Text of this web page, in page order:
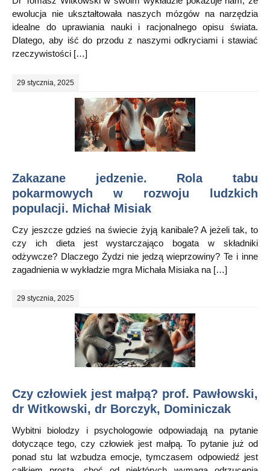
ewolucja nie ukształtowała naszych mózgów na narzędzia
idealne do uprawiania nauki i racjonalnego opisu świata.
Dlatego, aby iść do przodu z naszymi odkryciami i stawiać
rzeczywistości […]
29 stycznia, 2025
Zakazane jedzenie. Rola tabu
pokarmowych w rozwoju ludzkich
populacji. Michał Misiak
Czy jeszcze gdzieś na świecie żyją kanibale? A jeżeli tak, to
czy ich dieta jest wystarczająco bogata w składniki
odżywcze? Dlaczego Żydzi nie jedzą wieprzowiny? Te i inne
zagadnienia w wykładzie mgra Michała Misiaka na […]
29 stycznia, 2025
Czy człowiek jest małpą? prof. Pawłowski,
dr Witkowski, dr Borczyk, Dominiczak
Wybitni biolodzy i psychologowie odpowiadają na pytanie
dotyczące tego, czy człowiek jest małpą. To pytanie już od
ponad stu lat wzbudza emocje, tymczasem odpowiedź jest